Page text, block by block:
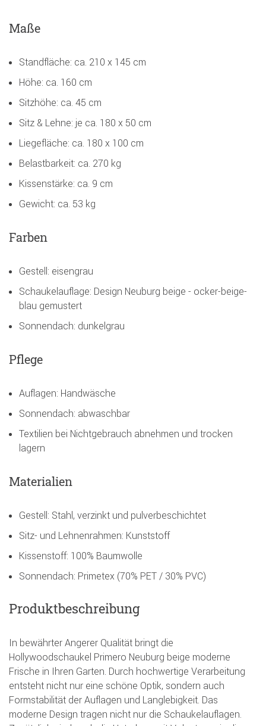
Maße
Standfläche: ca. 210 x 145 cm
Höhe: ca. 160 cm
Sitzhöhe: ca. 45 cm
Sitz & Lehne: je ca. 180 x 50 cm
Liegefläche: ca. 180 x 100 cm
Belastbarkeit: ca. 270 kg
Kissenstärke: ca. 9 cm
Gewicht: ca. 53 kg
Farben
Gestell: eisengrau
Schaukelauflage: Design Neuburg beige - ocker-beige-
blau gemustert
Sonnendach: dunkelgrau
Pflege
Auflagen: Handwäsche
Sonnendach: abwaschbar
Textilien bei Nichtgebrauch abnehmen und trocken
lagern
Materialien
Gestell: Stahl, verzinkt und pulverbeschichtet
Sitz- und Lehnenrahmen: Kunststoff
Kissenstoff: 100% Baumwolle
Sonnendach: Primetex (70% PET / 30% PVC)
Produktbeschreibung
In bewährter Angerer Qualität bringt die
Hollywoodschaukel Primero Neuburg beige moderne
Frische in Ihren Garten. Durch hochwertige Verarbeitung
entsteht nicht nur eine schöne Optik, sondern auch
Formstabilität der Auflagen und Langlebigkeit. Das
moderne Design tragen nicht nur die Schaukelauflagen.